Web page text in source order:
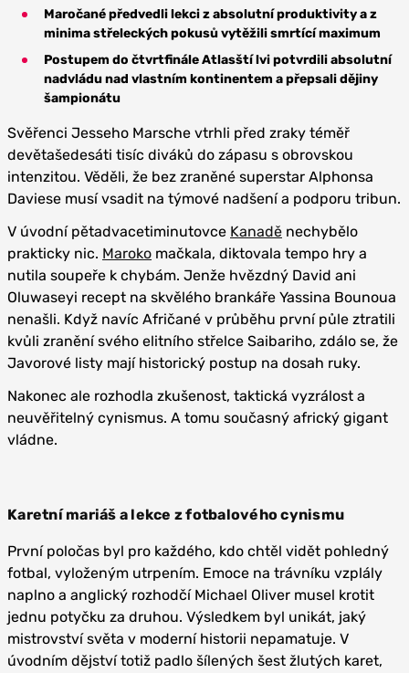
Maročané předvedli lekci z absolutní produktivity a z
minima střeleckých pokusů vytěžili smrtící maximum
Postupem do čtvrtfinále Atlasští lvi potvrdili absolutní
nadvládu nad vlastním kontinentem a přepsali dějiny
šampionátu
Svěřenci Jesseho Marsche vtrhli před zraky téměř
devětašedesáti tisíc diváků do zápasu s obrovskou
intenzitou. Věděli, že bez zraněné superstar Alphonsa
Daviese musí vsadit na týmové nadšení a podporu tribun.
V úvodní pětadvacetiminutovce Kanadě nechybělo
prakticky nic. Maroko mačkala, diktovala tempo hry a
nutila soupeře k chybám. Jenže hvězdný David ani
Oluwaseyi recept na skvělého brankáře Yassina Bounoua
nenašli. Když navíc Afričané v průběhu první půle ztratili
kvůli zranění svého elitního střelce Saibariho, zdálo se, že
Javorové listy mají historický postup na dosah ruky.
Nakonec ale rozhodla zkušenost, taktická vyzrálost a
neuvěřitelný cynismus. A tomu současný africký gigant
vládne.
Karetní mariáš a lekce z fotbalového cynismu
První poločas byl pro každého, kdo chtěl vidět pohledný
fotbal, vyloženým utrpením. Emoce na trávníku vzplály
naplno a anglický rozhodčí Michael Oliver musel krotit
jednu potyčku za druhou. Výsledkem byl unikát, jaký
mistrovství světa v moderní historii nepamatuje. V
úvodním dějství totiž padlo šílených šest žlutých karet,